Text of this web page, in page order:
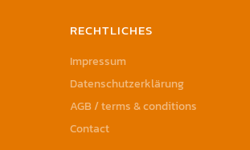
RECHTLICHES
Impressum
Datenschutzerklärung
AGB / terms & conditions
Contact